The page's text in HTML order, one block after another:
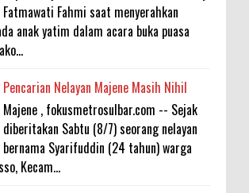
Fatmawati Fahmi saat menyerahkan
anak yatim dalam acara buka puasa
Pencarian Nelayan Majene Masih Nihil
Majene , fokusmetrosulbar.com -- Sejak
diberitakan Sabtu (8/7) seorang nelayan
bernama Syarifuddin (24 tahun) warga
Kecam...